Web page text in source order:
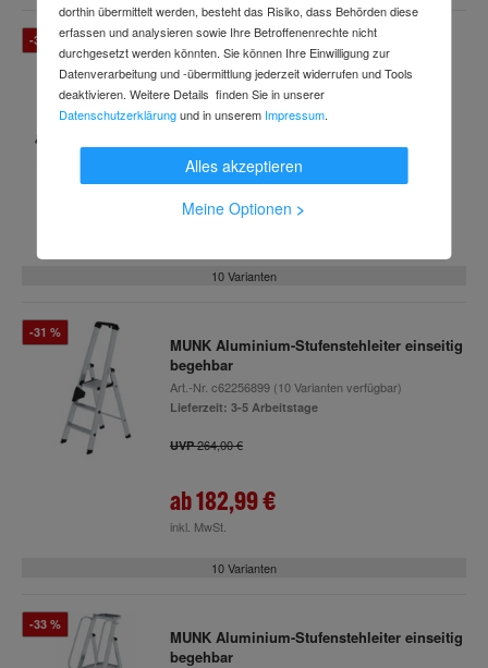
-31 %
MUNK Aluminium-Stufenstehleiter
beidseitig begehbar mit clip-step
Art.-Nr. c61798140(10 Varianten verfügbar)
Lieferzeit: 3-5 Arbeitstage
266,40 €
ab184,99 €
10 Varianten
-31 %
MUNK Aluminium-Stufenstehleiter einseitig
begehbar
Art.-Nr. c62256899(10 Varianten verfügbar)
Lieferzeit: 3-5 Arbeitstage
UVP264,00 €
ab182,99 €
inkl. MwSt.
10 Varianten
-33 %
MUNK Aluminium-Stufenstehleiter einseitig
begehbar
dorthin übermittelt werden, besteht das Risiko, dass Behörden diese
erfassen und analysieren sowie Ihre Betroffenenrechte nicht
durchgesetzt werden könnten. Sie können Ihre Einwilligung zur
Datenverarbeitung und -übermittlung jederzeit widerrufen und Tools
deaktivieren. Weitere Details finden Sie in unserer
Datenschutzerklärungund in unserem Impressum.
Alles akzeptieren
Meine Optionen >